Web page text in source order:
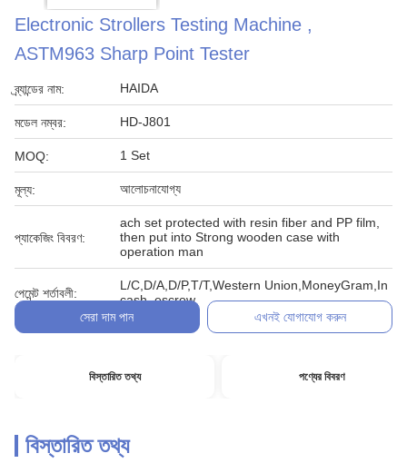
Electronic Strollers Testing Machine ,
ASTM963 Sharp Point Tester
ব্র্যান্ডের নাম: HAIDA
মডেল নম্বর: HD-J801
MOQ: 1 Set
মূল্য: আলোচনাযোগ্য
প্যাকেজিং বিবরণ:
ach set protected with resin fiber and PP film,
then put into Strong wooden case with
operation man
পেমেন্ট শর্তাবলী:
L/C,D/A,D/P,T/T,Western Union,MoneyGram,In
cash, escrow
সেরা দাম পান
এখনই যোগাযোগ করুন
বিস্তারিত তথ্য পণ্যের বিবরণ
বিস্তারিত তথ্য